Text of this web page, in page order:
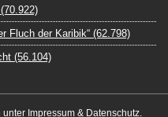
Fluch der Karibik“ (62.798)
(56.104)
unter Impressum & Datenschutz